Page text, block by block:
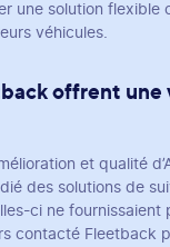
une solution flexible
véhicules.
offrent
et qualité
des solutions de
ci ne fournissaient
contacté Fleetback